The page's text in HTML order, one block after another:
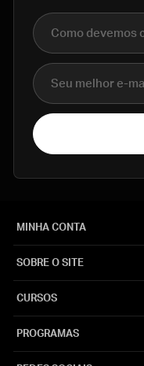
Nome completo
E-mail
MINHA CONTA
SOBRE O SITE
CURSOS
PROGRAMAS